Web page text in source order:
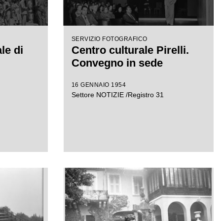
di
SERVIZIO FOTOGRAFICO
Centro culturale Pirelli.
Convegno in sede
16 GENNAIO 1954
Settore NOTIZIE /Registro 31